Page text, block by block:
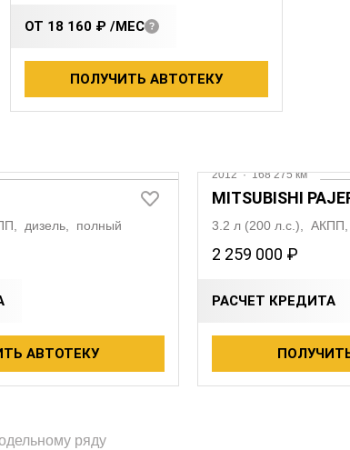
ОТ 18 160 ₽ /МЕС
ПОЛУЧИТЬ АВТОТЕКУ
дизель, полный
АВТОТЕКУ
2012·168 275 км
MITSUBISHI
3.2 л (200 л.с.),
2 259 000 ₽
РАСЧЕТ КРЕДИТА
ряду